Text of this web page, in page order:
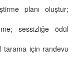
planı oluştur;
sessizliğe ödül
tarama için randevu